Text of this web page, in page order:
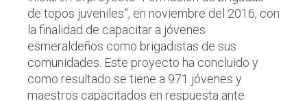
de topos juveniles”, en noviembre del 2016, con
la finalidad de capacitar a jóvenes
esmeraldeños como brigadistas de sus
comunidades. Este proyecto ha concluido y
como resultado se tiene a 971 jóvenes y
maestros capacitados en respuesta ante